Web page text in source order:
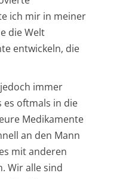
ich mir in meiner
die Welt
entwickeln, die
immer
es oftmals in die
Medikamente
an den Mann
mit anderen
Wir alle sind